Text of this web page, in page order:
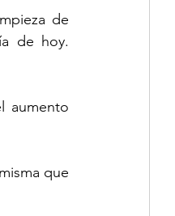
de
de hoy.
aumento
que